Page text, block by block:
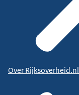
Over Rijksoverheid.nl